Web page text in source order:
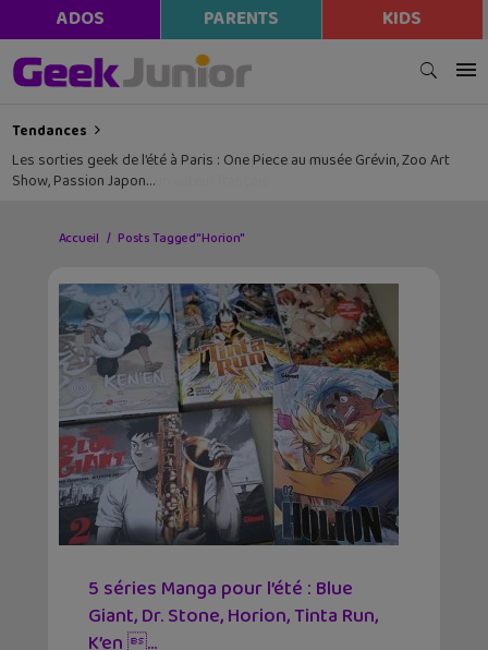
ADOS PARENTS KIDS
Tendances
Les sorties geek de l’été à Paris : One Piece au musée Grévin, Zoo Art
Show, Passion Japon…
Accueil Posts Tagged "Horion"
5 séries Manga pour l’été : Blue
Giant, Dr. Stone, Horion, Tinta Run,
K’en ...